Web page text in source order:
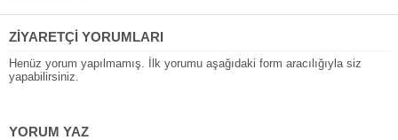
ZİYARETÇİ YORUMLARI
Henüz yorum yapılmamış. İlk yorumu aşağıdaki form aracılığıyla siz
yapabilirsiniz.
YORUM YAZ